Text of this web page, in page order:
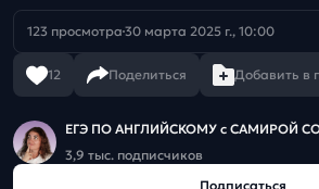
123 просмотра 30 марта 2025 г., 10:00
12 Поделиться Добавить в
ЕГЭ ПО АНГЛИЙСКОМУ с САМИРОЙ
3,9 тыс. подписчиков
Подписаться